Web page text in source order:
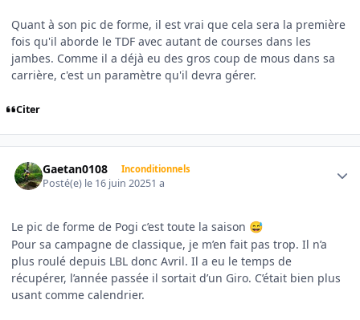
Quant à son pic de forme, il est vrai que cela sera la première
fois qu'il aborde le TDF avec autant de courses dans les
jambes. Comme il a déjà eu des gros coup de mous dans sa
carrière, c'est un paramètre qu'il devra gérer.
Citer
Gaetan0108 Inconditionnels
Posté(e) le 16 juin 20251 a
Le pic de forme de Pogi c’est toute la saison 😅
Pour sa campagne de classique, je m’en fait pas trop. Il n’a
plus roulé depuis LBL donc Avril. Il a eu le temps de
récupérer, l’année passée il sortait d’un Giro. C’était bien plus
usant comme calendrier.